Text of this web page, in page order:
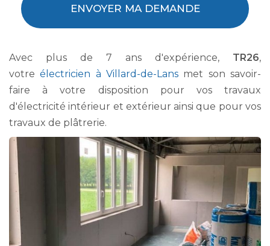
RGPD
ENVOYER MA DEMANDE
Avec plus de 7 ans d'expérience, TR26,
votreélectricien à Villard-de-Lans met son savoir-
faire à votre disposition pour vos travaux
d'électricité intérieur et extérieur ainsi que pour vos
travaux de plâtrerie.